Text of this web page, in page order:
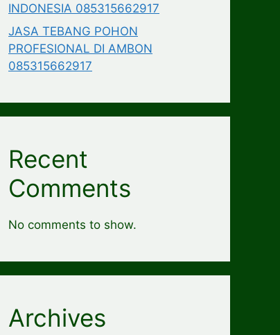
INDONESIA 085315662917
JASA TEBANG POHON
PROFESIONAL DI AMBON
085315662917
Recent
Comments
No comments to show.
Archives